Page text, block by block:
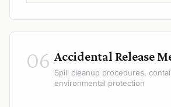
06 Accidental Release
Spill cleanup procedures,
environmental protection